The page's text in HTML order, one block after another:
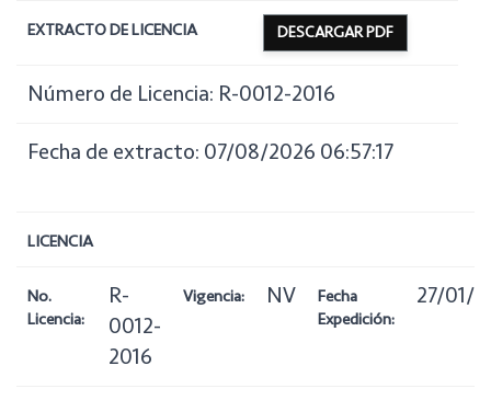
EXTRACTO DE LICENCIA DESCARGAR PDF
Número de Licencia: R-0012-2016
Fecha de extracto: 07/08/2026 06:57:17
LICENCIA
No.
Licencia:
R-
0012-
2016
Vigencia: NV
Fecha
Expedición:
27/01/